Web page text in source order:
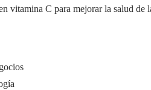
vitamina C para mejorar la salud de